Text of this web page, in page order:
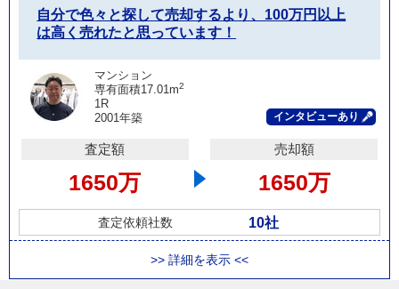
自分で色々と探して売却するより、100万円以上
は高く売れたと思っています！
マンション
専有面積17.01m2
1R
2001年築
インタビューあり
査定額
1650万
売却額
1650万
査定依頼社数 10社
>> 詳細を表示 <<